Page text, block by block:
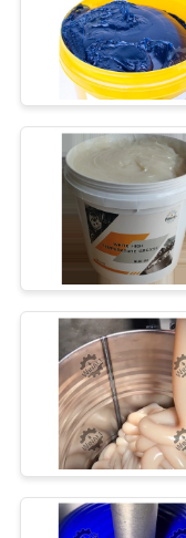
MAPA
DEL
SITIO
PRIVACY
POLICY
diésel